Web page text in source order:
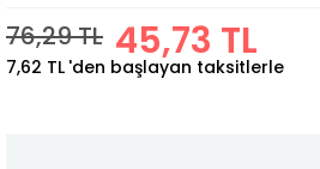
76,29 TL 45,73 TL
7,62 TL 'den başlayan taksitlerle